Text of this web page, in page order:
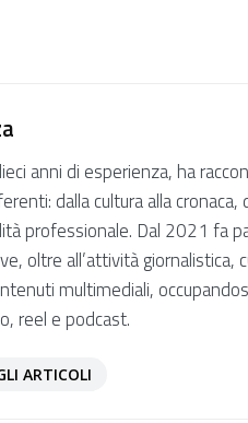
anni di esperienza, ha
dalla cultura alla cronaca,
professionale. Dal 2021 fa
oltre all’attività giornalistica,
multimediali,
reel e podcast.
ARTICOLI